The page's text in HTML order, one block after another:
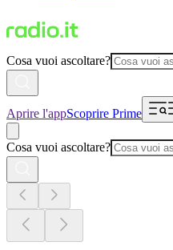
Cosa vuoi ascoltare?
Aprire l'appScoprire Prime
Cosa vuoi ascoltare?